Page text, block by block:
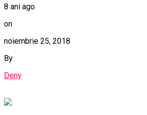
8 ani ago
on
noiembrie 25, 2018
By
Deny